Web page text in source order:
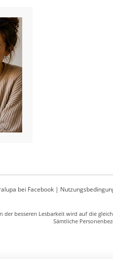
bei Facebook|
der besseren Lesbarkeit wird auf die
Sämtliche